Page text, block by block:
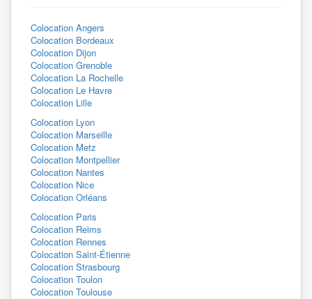
Colocation Angers
Colocation Bordeaux
Colocation Dijon
Colocation Grenoble
Colocation La Rochelle
Colocation Le Havre
Colocation Lille
Colocation Lyon
Colocation Marseille
Colocation Metz
Colocation Montpellier
Colocation Nantes
Colocation Nice
Colocation Orléans
Colocation Paris
Colocation Reims
Colocation Rennes
Colocation Saint-Étienne
Colocation Strasbourg
Colocation Toulon
Colocation Toulouse